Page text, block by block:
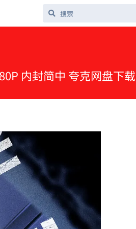
内封简中 夸克网盘下载